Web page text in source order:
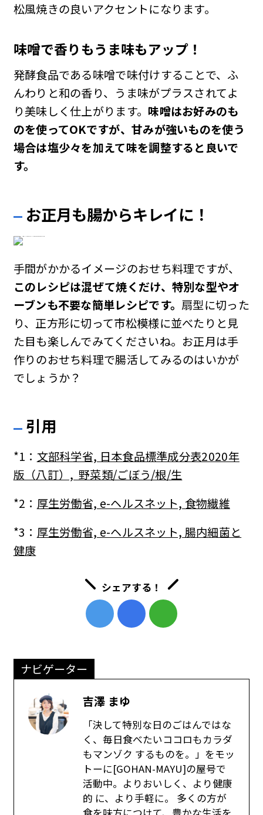
松風焼きの良いアクセントになります。
味噌で香りもうま味もアップ！
発酵食品である味噌で味付けすることで、ふ
んわりと和の香り、うま味がプラスされてよ
り美味しく仕上がります。味噌はお好みのも
のを使ってOKですが、甘みが強いものを使う
場合は塩少々を加えて味を調整すると良いで
す。
お正月も腸からキレイに！
手間がかかるイメージのおせち料理ですが、
このレシピは混ぜて焼くだけ、特別な型やオ
ーブンも不要な簡単レシピです。 扇型に切った
り、正方形に切って市松模様に並べたりと見
た目も楽しんでみてくださいね。お正月は手
作りのおせち料理で腸活してみるのはいかが
でしょうか？
引用
*1： 文部科学省, 日本食品標準成分表2020年
版（八訂）, 野菜類/ごぼう/根/生
*2： 厚生労働省, e-ヘルスネット, 食物繊維
*3： 厚生労働省, e-ヘルスネット, 腸内細菌と
健康
シェアする！
ナビゲーター
吉澤 まゆ
「決して特別な日のごはんではな
く、毎日食べたいココロもカラダ
もマンゾク するものを。」をモッ
トーに[GOHAN-MAYU]の屋号で
活動中。よりおいしく、より健康
的 に、より手軽に。 多くの方が